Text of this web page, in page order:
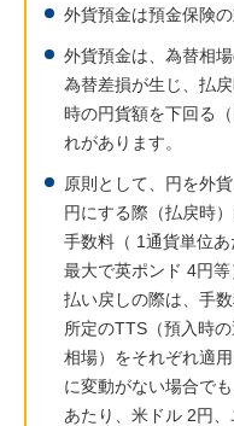
外貨預金は預金保険
外貨預金は、為替相
為替差損が生じ、払
時の円貨額を下回る
れがあります。
原則として、円を外
円にする際（払戻時
手数料（ 1通貨単位あ
最大で英ポンド 4円
払い戻しの際は、手
所定のTTS（預入時
相場）をそれぞれ適
に変動がない場合で
あたり、米ドル 2円